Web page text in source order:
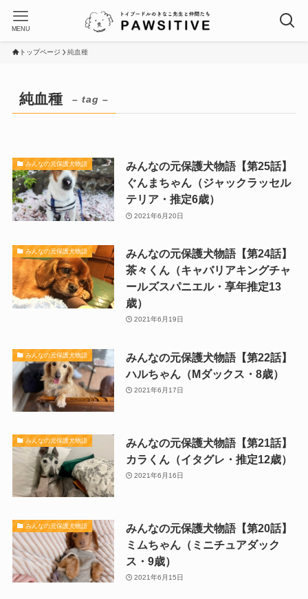
MENU
トップページ 純血種
純血種 – tag –
みんなの元保護犬物語
みんなの元保護犬物語【第25話】
ぐんまちゃん（ジャックラッセル
テリア・推定6歳）
2021年6月20日
みんなの元保護犬物語
みんなの元保護犬物語【第24話】
茶々くん（キャバリアキングチャ
ールズスパニエル・享年推定13
歳）
2021年6月19日
みんなの元保護犬物語
みんなの元保護犬物語【第22話】
ハルちゃん（Mダックス・8歳）
2021年6月17日
みんなの元保護犬物語
みんなの元保護犬物語【第21話】
カラくん（イタグレ・推定12歳）
2021年6月16日
みんなの元保護犬物語
みんなの元保護犬物語【第20話】
ミムちゃん（ミニチュアダック
ス・9歳）
2021年6月15日